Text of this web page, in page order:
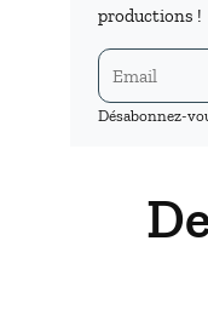
productions !
Désabonnez-